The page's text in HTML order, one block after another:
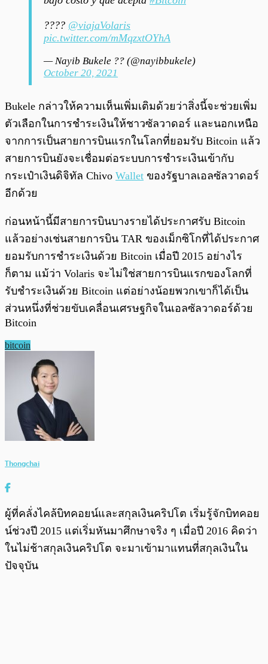
???? @viajaVolaris
pic.twitter.com/mMqzxtOYhA
— Nayib Bukele ?? (@nayibbukele)
October 20, 2021
Bukele กล่าวให้ความเห็นเพิ่มเติมด้วยว่าสิ่งนี้จะช่วยเพิ่ม
ตัวเลือกในการชำระเงินให้ชาวซัลวาดอร์ และนอกเหนือ
จากการเป็นสายการบินแรกในโลกที่ยอมรับ Bitcoin แล้ว
สายการบินยังจะเชื่อมต่อระบบการชำระเงินเข้ากับ
กระเป๋าเงินดิจิทัล Chivo Wallet ของรัฐบาลเอลซัลวาดอร์
อีกด้วย
ก่อนหน้านี้มีสายการบินบางรายได้ประกาศรับ Bitcoin
แล้วอย่างเช่นสายการบิน TAR ของเม็กซิโกที่ได้ประกาศ
ยอมรับการชำระเงินด้วย Bitcoin เมื่อปี 2015 อย่างไร
ก็ตาม แม้ว่า Volaris จะไม่ใช่สายการบินแรกของโลกที่
รับชำระเงินด้วย Bitcoin แต่อย่างน้อยพวกเขาก็ได้เป็น
ส่วนหนึ่งที่ช่วยขับเคลื่อนเศรษฐกิจในเอลซัลวาดอร์ด้วย
Bitcoin
bitcoin
Thongchai
ผู้ที่คลั่งไคล้บิทคอยน์และสกุลเงินคริปโต เริ่มรู้จักบิทคอย
น์ช่วงปี 2015 แต่เริ่มหันมาศึกษาจริง ๆ เมื่อปี 2016 คิดว่า
ในไม่ช้าสกุลเงินคริปโต จะมาเข้ามาแทนที่สกุลเงินใน
ปัจจุบัน